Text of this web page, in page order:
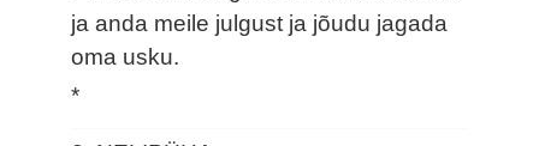
ja anda meile julgust ja jõudu jagada
oma usku.
*